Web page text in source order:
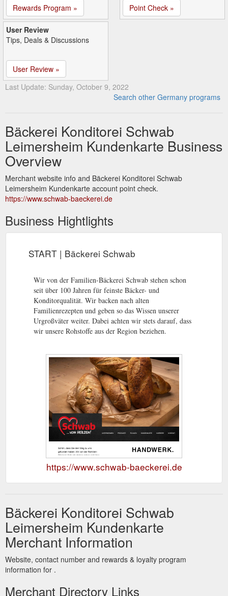
Rewards Program »
Point Check »
User Review
Tips, Deals & Discussions
User Review »
Last Update: Sunday, October 9, 2022
Search other Germany programs
Bäckerei Konditorei Schwab
Leimersheim Kundenkarte Business
Overview
Merchant website info and Bäckerei Konditorei Schwab
Leimersheim Kundenkarte account point check.
https://www.schwab-baeckerei.de
Business Hightlights
START | Bäckerei Schwab
Wir von der Familien-Bäckerei Schwab stehen schon
seit über 100 Jahren für feinste Bäcker- und
Konditorqualität. Wir backen nach alten
Familienrezepten und geben so das Wissen unserer
Urgroßväter weiter. Dabei achten wir stets darauf, dass
wir unsere Rohstoffe aus der Region beziehen.
https://www.schwab-baeckerei.de
Bäckerei Konditorei Schwab
Leimersheim Kundenkarte
Merchant Information
Website, contact number and rewards & loyalty program
information for .
Merchant Directory Links